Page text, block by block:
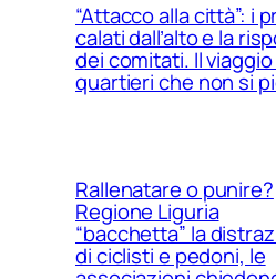
“Attacco alla città”: i
calati dall’alto e la
dei comitati. Il
quartieri che non si
Rallenatare o punire?
Regione Liguria
“bacchetta” la
di ciclisti e pedoni, le